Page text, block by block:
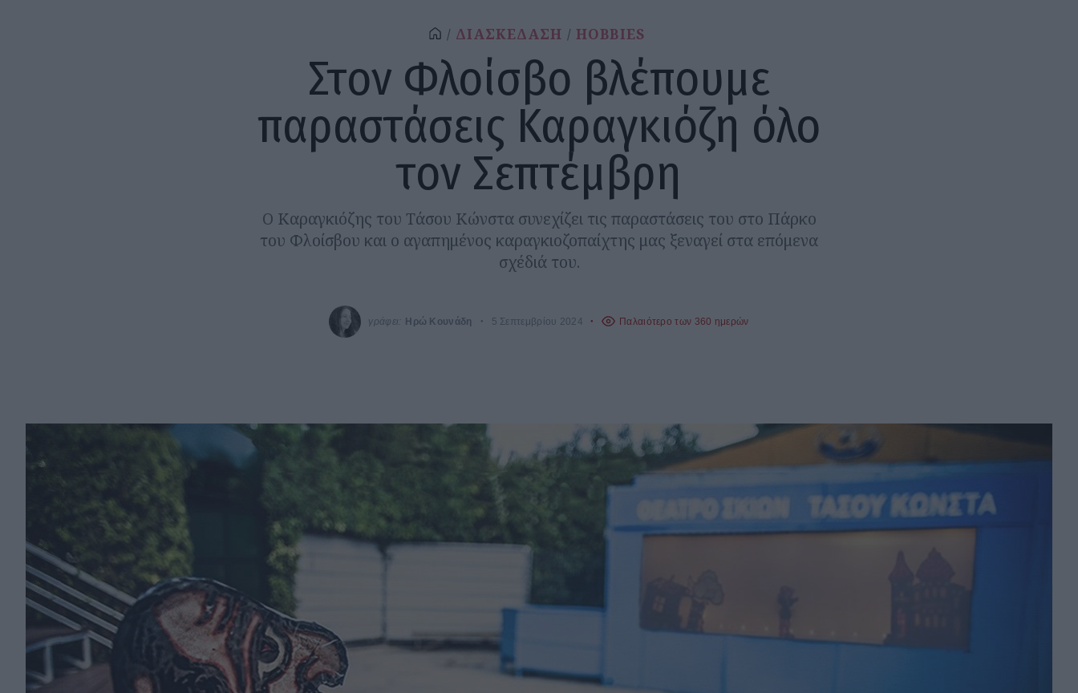
ΔΙΑΣΚΕΔΑΣΗ HOBBIES
Στον Φλοίσβο βλέπουμε
παραστάσεις Καραγκιόζη όλο
τον Σεπτέμβρη
Ο Καραγκιόζης του Τάσου Κώνστα συνεχίζει τις παραστάσεις του στο Πάρκο
του Φλοίσβου και ο αγαπημένος καραγκιοζοπαίχτης μας ξεναγεί στα επόμενα
σχέδιά του.
γράφει: Ηρώ Κουνάδη 5 Σεπτεμβρίου 2024 Παλαιότερο των 360 ημερών